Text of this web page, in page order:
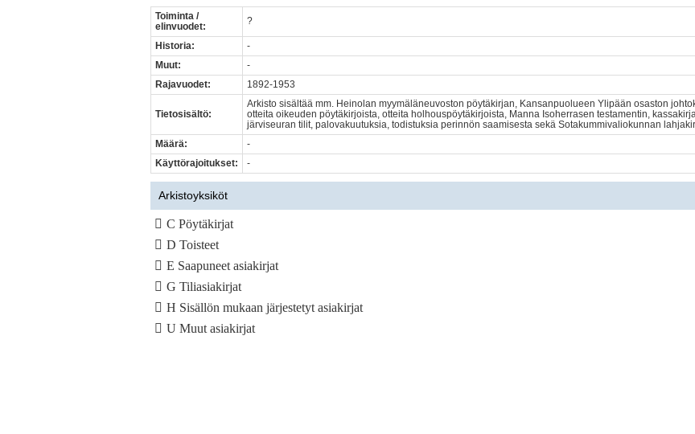
Toiminta /
elinvuodet:
?
Historia:
-
Muut:
-
Rajavuodet:
1892-1953
Tietosisältö:
Arkisto sisältää mm. Heinolan myymäläneuvoston pöytäkirjan, Kansanpuolueen Ylipään osaston
otteita oikeuden pöytäkirjoista, otteita holhouspöytäkirjoista, Manna Isoherrasen testamentin,
järviseuran tilit, palovakuutuksia, todistuksia perinnön saamisesta sekä Sotakummivaliokunnan
Määrä:
-
Käyttörajoitukset:
-
Arkistoyksiköt
C Pöytäkirjat
D Toisteet
E Saapuneet asiakirjat
G Tiliasiakirjat
H Sisällön mukaan järjestetyt asiakirjat
U Muut asiakirjat